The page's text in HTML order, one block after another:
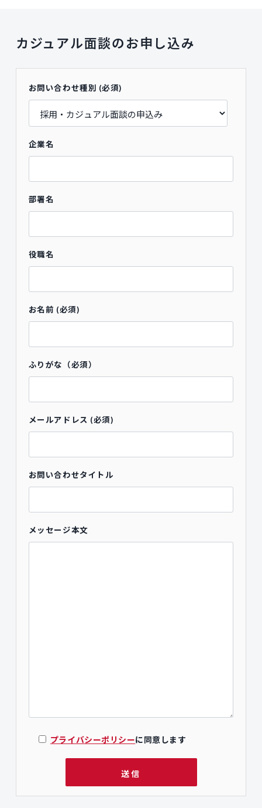
カジュアル面談のお申し込み
お問い合わせ種別 (必須)
企業名
部署名
役職名
お名前 (必須)
ふりがな（必須）
メールアドレス (必須)
お問い合わせタイトル
メッセージ本文
プライバシーポリシーに同意します